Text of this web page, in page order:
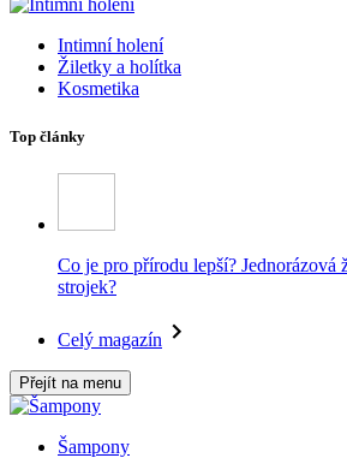
Intimní holení
Žiletky a holítka
Kosmetika
Top články
Co je pro přírodu lepší? Jednorázová
strojek?
Celý magazín
Přejít na menu
Šampony